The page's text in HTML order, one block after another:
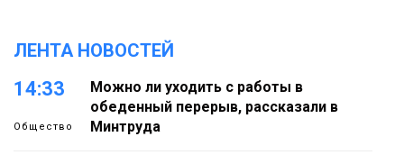
ЛЕНТА НОВОСТЕЙ
14:33
Общество
Можно ли уходить с работы в
обеденный перерыв, рассказали в
Минтруда